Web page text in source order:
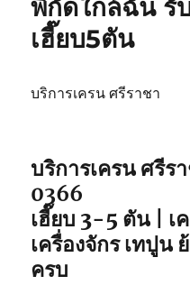
วิน
ศรีราชา
เหมา
รถ
คุณ
พิกัดใกล้ฉัน รั
เฮี๊ยบ5ตัน
บริการเครน ศรีราชา
บริการเครน ศรี
0366
เฮี๊ยบ 3-5 ตัน |
เครื่องจักร เทปูน
ครบ